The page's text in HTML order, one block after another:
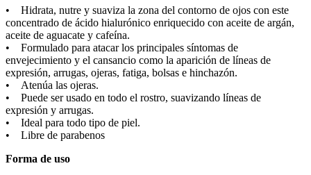
• Hidrata, nutre y suaviza la zona del contorno de ojos con este
concentrado de ácido hialurónico enriquecido con aceite de argán,
aceite de aguacate y cafeína.
• Formulado para atacar los principales síntomas de
envejecimiento y el cansancio como la aparición de líneas de
expresión, arrugas, ojeras, fatiga, bolsas e hinchazón.
• Atenúa las ojeras.
• Puede ser usado en todo el rostro, suavizando líneas de
expresión y arrugas.
• Ideal para todo tipo de piel.
• Libre de parabenos
Forma de uso